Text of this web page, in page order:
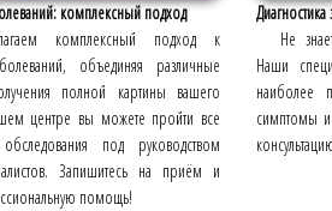
комплексный подход
комплексный подход к
объединяя различные
полной картины вашего
центре вы можете пройти все
под руководством
Запишитесь на приём и
помощь!
Не
Наши
наиболее
симптомы